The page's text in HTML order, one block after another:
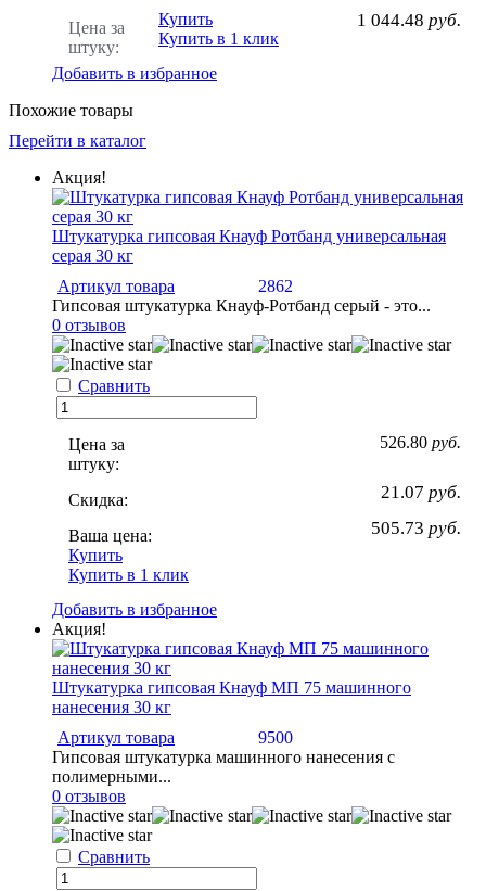
Цена за
штуку:
1 044.48 руб.
Купить
Купить в 1 клик
Добавить в избранное
Похожие товары
Перейти в каталог
Акция!
Штукатурка гипсовая Кнауф Ротбанд универсальная
серая 30 кг
Артикул товара
2862
Гипсовая штукатурка Кнауф-Ротбанд серый - это...
0 отзывов
Сравнить
Цена за
штуку:
526.80 руб.
Скидка: 21.07 руб.
Ваша цена: 505.73 руб.
Купить
Купить в 1 клик
Добавить в избранное
Акция!
Штукатурка гипсовая Кнауф МП 75 машинного
нанесения 30 кг
Артикул товара
9500
Гипсовая штукатурка машинного нанесения с
полимерными...
0 отзывов
Сравнить